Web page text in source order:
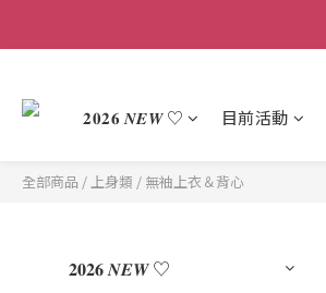
𝟐𝟎𝟐𝟔 𝑵𝑬𝑾 ♡ 目前活動
全部商品 /上身類 / 無袖上衣＆背心
𝟐𝟎𝟐𝟔 𝑵𝑬𝑾 ♡